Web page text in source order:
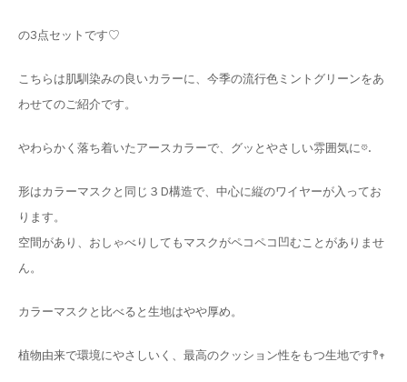
の3点セットです♡
こちらは肌馴染みの良いカラーに、今季の流行色ミントグリーンをあ
わせてのご紹介です。
やわらかく落ち着いたアースカラーで、グッとやさしい雰囲気に𖡼.
形はカラーマスクと同じ３D構造で、中心に縦のワイヤーが入ってお
ります。
空間があり、おしゃべりしてもマスクがペコペコ凹むことがありませ
ん。
カラーマスクと比べると生地はやや厚め。
植物由来で環境にやさしいく、最高のクッション性をもつ生地です𖤣𖥧